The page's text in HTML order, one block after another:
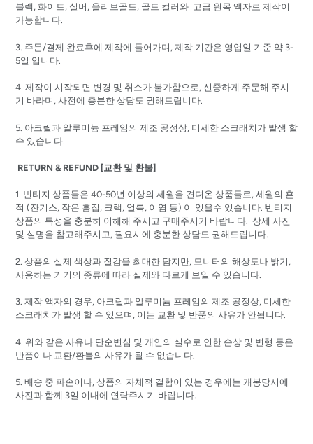
블랙, 화이트, 실버, 올리브골드, 골드 컬러와 고급 원목 액자로 제작이
가능합니다.
3. 주문/결제 완료후에 제작에 들어가며, 제작 기간은 영업일 기준 약 3-
5일 입니다.
4. 제작이 시작되면 변경 및 취소가 불가함으로, 신중하게 주문해 주시
기 바라며, 사전에 충분한 상담도 권해드립니다.
5. 아크릴과 알루미늄 프레임의 제조 공정상, 미세한 스크래치가 발생 할
수 있습니다.
RETURN & REFUND [교환 및 환불]
1. 빈티지 상품들은 40-50년 이상의 세월을 견뎌온 상품들로, 세월의 흔
적 (잔기스, 작은 흠집, 크랙, 얼룩, 이염 등) 이 있을수 있습니다. 빈티지
상품의 특성을 충분히 이해해 주시고 구매주시기 바랍니다. 상세 사진
및 설명을 참고해주시고, 필요시에 충분한 상담도 권해드립니다.
2. 상품의 실제 색상과 질감을 최대한 담지만, 모니터의 해상도나 밝기,
사용하는 기기의 종류에 따라 실제와 다르게 보일 수 있습니다.
3. 제작 액자의 경우, 아크릴과 알루미늄 프레임의 제조 공정상, 미세한
스크래치가 발생 할 수 있으며, 이는 교환 및 반품의 사유가 안됩니다.
4. 위와 같은 사유나 단순변심 및 개인의 실수로 인한 손상 및 변형 등은
반품이나 교환/환불의 사유가 될 수 없습니다.
5. 배송 중 파손이나, 상품의 자체적 결함이 있는 경우에는 개봉당시에
사진과 함께 3일 이내에 연락주시기 바랍니다.